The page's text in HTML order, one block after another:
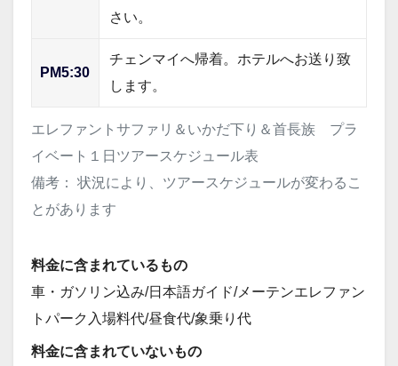
エレファントサファリ＆いかだ下り＆首長族 プラ
イベート１日ツアースケジュール表
備考： 状況により、ツアースケジュールが変わるこ
とがあります
さい。
PM5:30
チェンマイへ帰着。ホテルへお送り致
します。
料金に含まれているもの
車・ガソリン込み/日本語ガイド/メーテンエレファン
トパーク入場料代/昼食代/象乗り代
料金に含まれていないもの